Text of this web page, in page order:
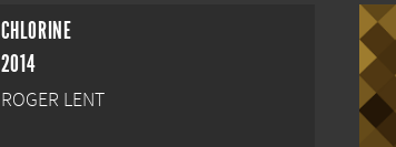
CHLORINE
2014
ROGER LENT